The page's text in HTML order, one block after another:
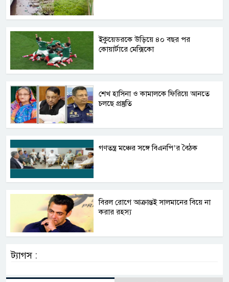
ইকুয়েডরকে উড়িয়ে ৪০ বছর পর
কোয়ার্টারে মেক্সিকো
শেখ হাসিনা ও কামালকে ফিরিয়ে আনতে
চলছে প্রস্তুতি
গণতন্ত্র মঞ্চের সঙ্গে বিএনপি’র বৈঠক
বিরল রোগে আক্রান্তই সালমানের বিয়ে না
করার রহস্য
ট্যাগস :